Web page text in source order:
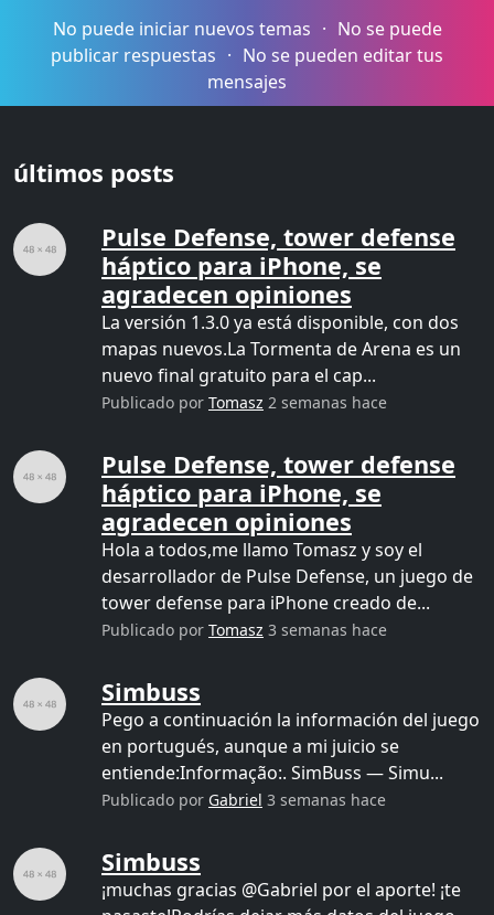
No puede iniciar nuevos temas
No se puede
publicar respuestas
No se pueden editar tus
mensajes
últimos posts
Pulse Defense, tower defense
háptico para iPhone, se
agradecen opiniones
La versión 1.3.0 ya está disponible, con dos
mapas nuevos.La Tormenta de Arena es un
nuevo final gratuito para el cap...
Publicado por Tomasz 2 semanas hace
Pulse Defense, tower defense
háptico para iPhone, se
agradecen opiniones
Hola a todos,me llamo Tomasz y soy el
desarrollador de Pulse Defense, un juego de
tower defense para iPhone creado de...
Publicado por Tomasz 3 semanas hace
Simbuss
Pego a continuación la información del juego
en portugués, aunque a mi juicio se
entiende:Informação:. SimBuss — Simu...
Publicado por Gabriel 3 semanas hace
Simbuss
¡muchas gracias @Gabriel por el aporte! ¡te